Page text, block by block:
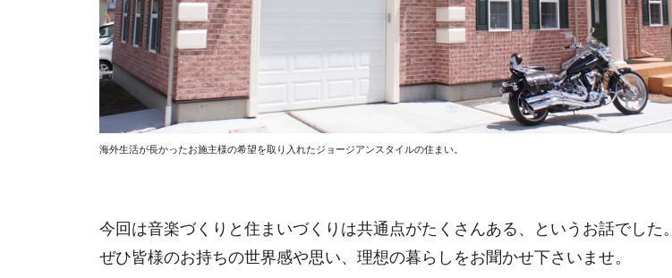
海外生活が長かったお施主様の希望を取り入れたジョージアンスタイルの住まい。
今回は音楽づくりと住まいづくりは共通点がたくさんある、というお話でした。
ぜひ皆様のお持ちの世界感や思い、理想の暮らしをお聞かせ下さいませ。